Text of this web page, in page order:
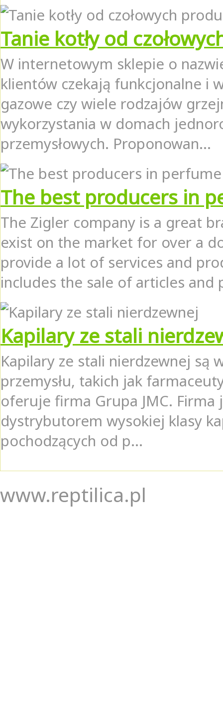
Tanie kotły od
W internetowym sklepie o
klientów czekają funkcjonalne i
gazowe czy wiele rodzajów
wykorzystania w domach
przemysłowych. Proponowan...
The best producers in
The Zigler company is a great
exist on the market for over a
provide a lot of services and
includes the sale of articles
Kapilary ze stali
Kapilary ze stali nierdzewnej są
przemysłu, takich jak
oferuje firma Grupa JMC. Firma
dystrybutorem wysokiej klasy
pochodzących od p...
www.reptilica.pl